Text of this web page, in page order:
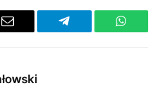
Email Telegram